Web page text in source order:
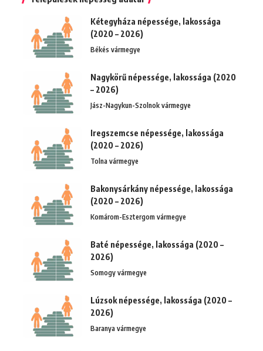
Kétegyháza népessége, lakossága
(2020 – 2026)
Békés vármegye
Nagykörű népessége, lakossága (2020
– 2026)
Jász-Nagykun-Szolnok vármegye
Iregszemcse népessége, lakossága
(2020 – 2026)
Tolna vármegye
Bakonysárkány népessége, lakossága
(2020 – 2026)
Komárom-Esztergom vármegye
Baté népessége, lakossága (2020 –
2026)
Somogy vármegye
Lúzsok népessége, lakossága (2020 –
2026)
Baranya vármegye